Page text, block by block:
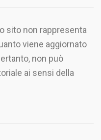
sito non rappresenta
viene aggiornato
non può
ai sensi della